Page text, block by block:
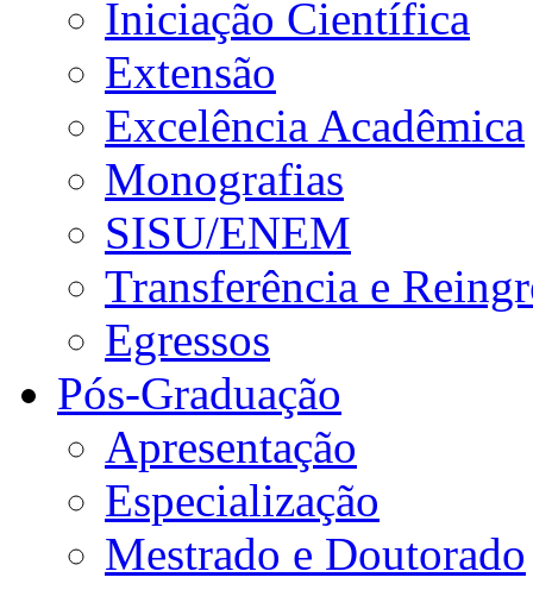
Iniciação Científica
Extensão
Excelência Acadêmica
Monografias
SISU/ENEM
Transferência e
Egressos
Pós-Graduação
Apresentação
Especialização
Mestrado e Doutorado